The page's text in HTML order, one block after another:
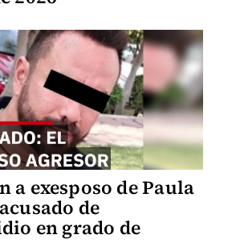
a exesposo de Paula
de
en grado de